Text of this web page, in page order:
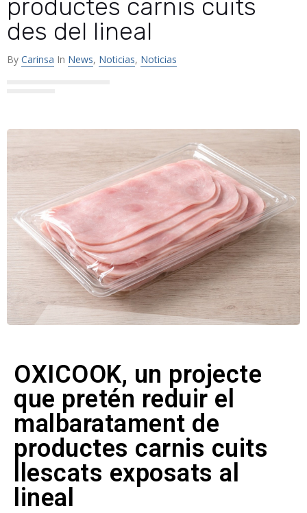
productes carnis cuits
des del lineal
By Carinsa In News, Noticias, Noticias
OXICOOK, un projecte
que pretén reduir el
malbaratament de
productes carnis cuits
llescats exposats al
lineal